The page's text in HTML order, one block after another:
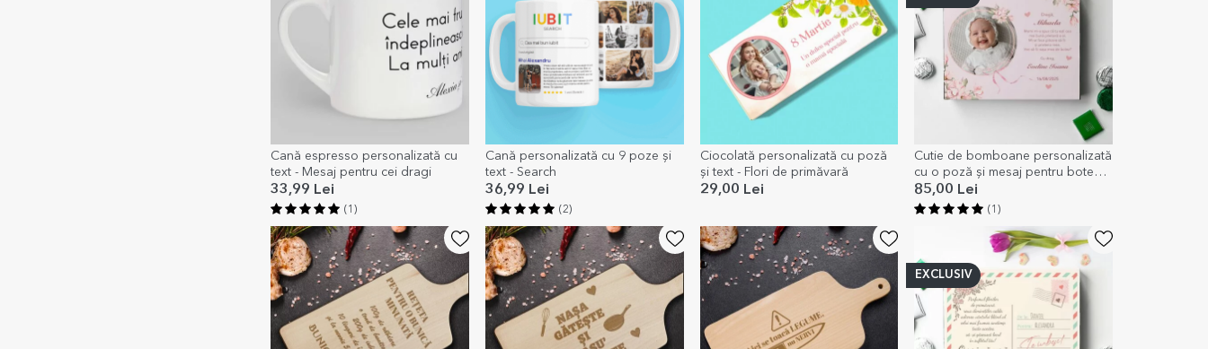
Cană espresso personalizată cu
text - Mesaj pentru cei dragi
33,99 Lei
(1)
Cană personalizată cu 9 poze și
text - Search
36,99 Lei
(2)
Ciocolată personalizată cu poză
și text - Flori de primăvară
29,00 Lei
Cutie de bomboane personalizată
cu o poză și mesaj pentru botez -
Cerere nași
85,00 Lei
(1)
EXCLUSIV